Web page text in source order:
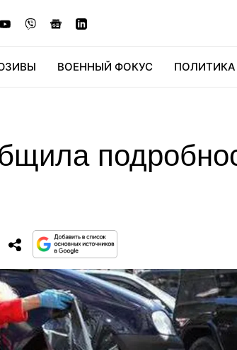
ВОЕННЫЙ ФОКУС ПОЛИТИКА